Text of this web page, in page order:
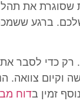
את
שלכם. ברגע
וקיום
זמין בדוח